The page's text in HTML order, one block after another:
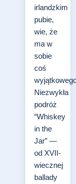
irlandzkim
pubie,
wie, że
ma w
sobie
coś
Niezwykła
podróż
“Whiskey
in the
Jar” —
od XVII-
wiecznej
ballady